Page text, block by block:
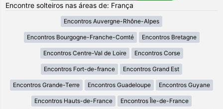
Encontre solteiros nas áreas de: França
Encontros Auvergne-Rhône-Alpes
Encontros Bourgogne-Franche-Comté Encontros Bretagne
Encontros Centre-Val de Loire Encontros Corse
Encontros Fort-de-france Encontros Grand Est
Encontros Grande-Terre Encontros Guadeloupe Encontros Guyane
Encontros Hauts-de-France Encontros Île-de-France